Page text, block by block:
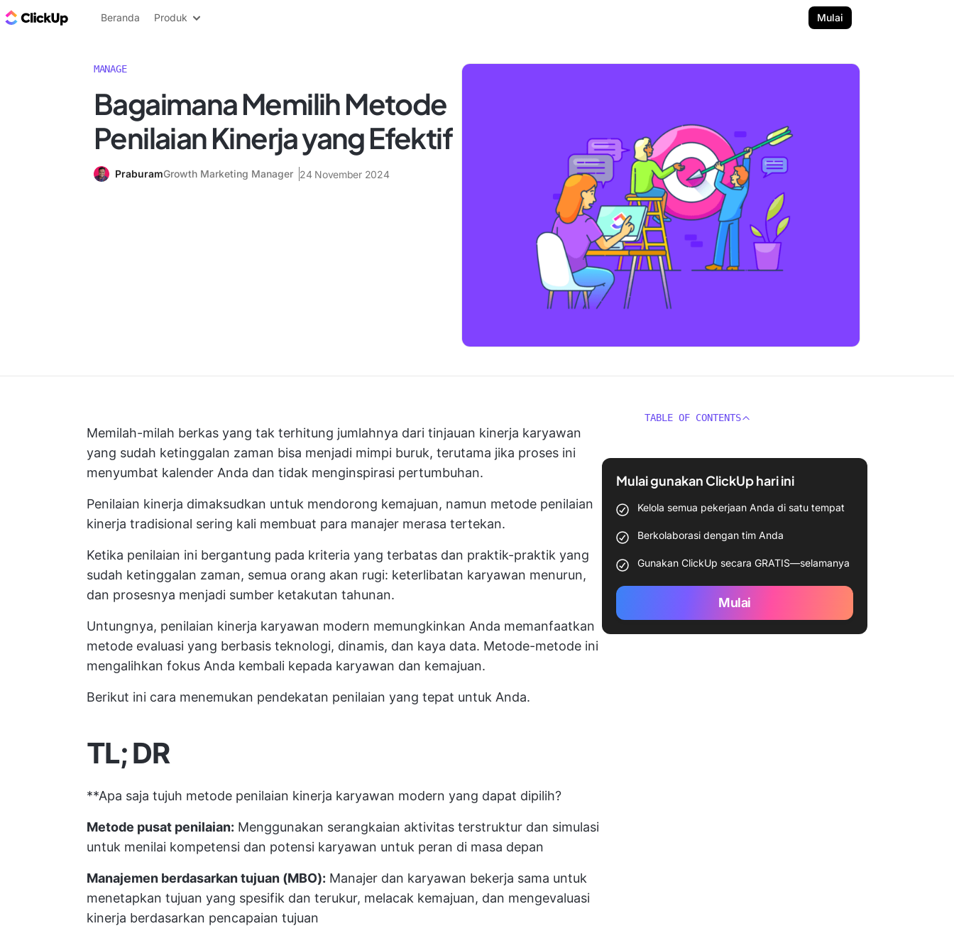
Blog ClickUp
Beranda Produk Mulai
MANAGE
Bagaimana Memilih Metode
Penilaian Kinerja yang Efektif
PraburamGrowth Marketing Manager 24 November 2024
Memilah-milah berkas yang tak terhitung jumlahnya dari tinjauan kinerja karyawan
yang sudah ketinggalan zaman bisa menjadi mimpi buruk, terutama jika proses ini
menyumbat kalender Anda dan tidak menginspirasi pertumbuhan.
Penilaian kinerja dimaksudkan untuk mendorong kemajuan, namun metode penilaian
kinerja tradisional sering kali membuat para manajer merasa tertekan.
Ketika penilaian ini bergantung pada kriteria yang terbatas dan praktik-praktik yang
sudah ketinggalan zaman, semua orang akan rugi: keterlibatan karyawan menurun,
dan prosesnya menjadi sumber ketakutan tahunan.
Untungnya, penilaian kinerja karyawan modern memungkinkan Anda memanfaatkan
metode evaluasi yang berbasis teknologi, dinamis, dan kaya data. Metode-metode ini
mengalihkan fokus Anda kembali kepada karyawan dan kemajuan.
Berikut ini cara menemukan pendekatan penilaian yang tepat untuk Anda.
TL; DR
**Apa saja tujuh metode penilaian kinerja karyawan modern yang dapat dipilih?
Metode pusat penilaian: Menggunakan serangkaian aktivitas terstruktur dan simulasi
untuk menilai kompetensi dan potensi karyawan untuk peran di masa depan
Manajemen berdasarkan tujuan (MBO): Manajer dan karyawan bekerja sama untuk
menetapkan tujuan yang spesifik dan terukur, melacak kemajuan, dan mengevaluasi
kinerja berdasarkan pencapaian tujuan
TABLE OF CONTENTS
Mulai gunakan ClickUp hari ini
Kelola semua pekerjaan Anda di satu tempat
Berkolaborasi dengan tim Anda
Gunakan ClickUp secara GRATIS—selamanya
Mulai